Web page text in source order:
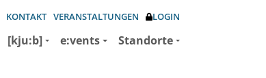
KONTAKT VERANSTALTUNGEN LOGIN
[kju:b] e:vents Standorte